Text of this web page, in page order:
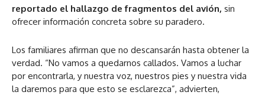
reportado el hallazgo de fragmentos del avión, sin
ofrecer información concreta sobre su paradero.
Los familiares afirman que no descansarán hasta obtener la
verdad. “No vamos a quedarnos callados. Vamos a luchar
por encontrarla, y nuestra voz, nuestros pies y nuestra vida
la daremos para que esto se esclarezca”, advierten,